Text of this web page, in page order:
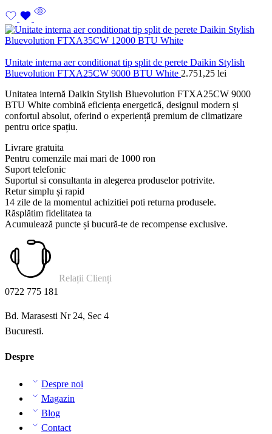
Unitate interna aer conditionat tip split de perete Daikin Stylish
Bluevolution FTXA25CW 9000 BTU White 2.751,25 lei
Unitatea internă Daikin Stylish Bluevolution FTXA25CW 9000
BTU White combină eficiența energetică, designul modern și
confortul absolut, oferind o experiență premium de climatizare
pentru orice spațiu.
Livrare gratuita
Pentru comenzile mai mari de 1000 ron
Suport telefonic
Suportul si consultanta in alegerea produselor potrivite.
Retur simplu și rapid
14 zile de la momentul achizitiei poti returna produsele.
Răsplătim fidelitatea ta
Acumulează puncte și bucură-te de recompense exclusive.
Relații Clienți
0722 775 181
Bd. Marasesti Nr 24, Sec 4
Bucuresti.
Despre
Despre noi
Magazin
Blog
Contact